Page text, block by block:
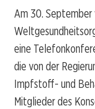
Am 30.
eine
die von der
Impfstoff- und
Mitglieder des